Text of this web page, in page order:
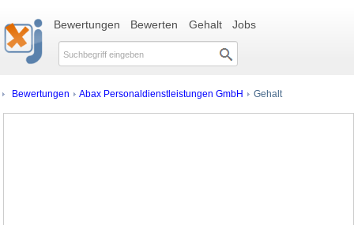
Bewertungen Bewerten Gehalt Jobs
Bewertungen Abax Personaldienstleistungen GmbH Gehalt